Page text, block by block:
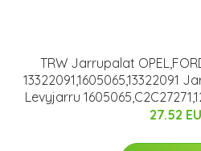
TRW Jarrupalat
13322091,1605065,13322091
Levyjarru
27.52